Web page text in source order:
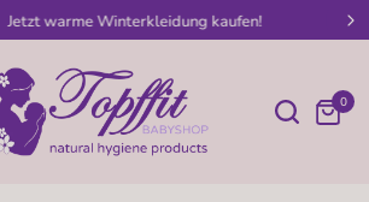
Jetzt warme Winterkleidung kaufen!
0